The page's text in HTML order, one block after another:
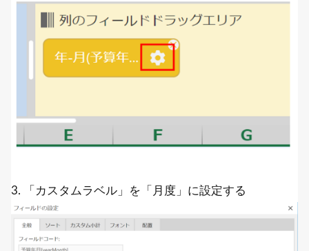
3. 「カスタムラベル」を「月度」に設定する